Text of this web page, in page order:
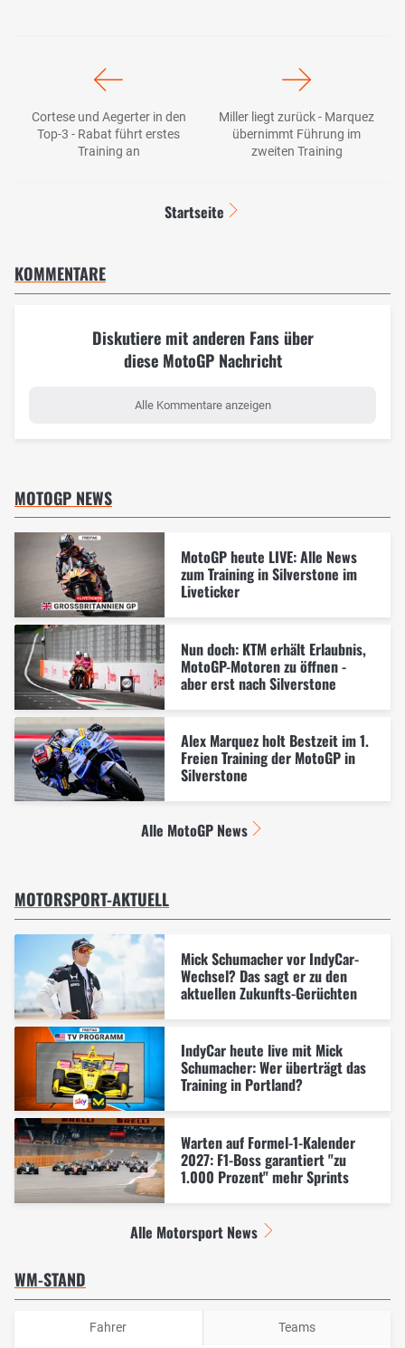
Cortese und Aegerter in den
Top-3 - Rabat führt erstes
Training an
Miller liegt zurück - Marquez
übernimmt Führung im
zweiten Training
Startseite
KOMMENTARE
Diskutiere mit anderen Fans über
diese MotoGP Nachricht
Alle Kommentare anzeigen
MOTOGP NEWS
MotoGP heute LIVE: Alle News
zum Training in Silverstone im
Liveticker
Nun doch: KTM erhält Erlaubnis,
MotoGP-Motoren zu öffnen -
aber erst nach Silverstone
Alex Marquez holt Bestzeit im 1.
Freien Training der MotoGP in
Silverstone
Alle MotoGP News
MOTORSPORT-AKTUELL
Mick Schumacher vor IndyCar-
Wechsel? Das sagt er zu den
aktuellen Zukunfts-Gerüchten
IndyCar heute live mit Mick
Schumacher: Wer überträgt das
Training in Portland?
Warten auf Formel-1-Kalender
2027: F1-Boss garantiert "zu
1.000 Prozent" mehr Sprints
Alle Motorsport News
WM-STAND
Fahrer Teams